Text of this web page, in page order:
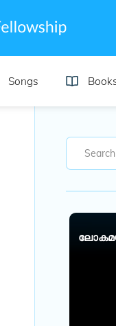
Songs